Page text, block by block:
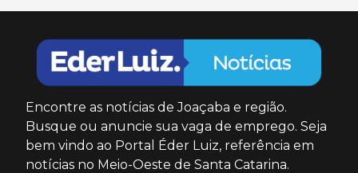
Encontre as notícias de Joaçaba e região.
Busque ou anuncie sua vaga de emprego. Seja
bem vindo ao Portal Éder Luiz, referência em
notícias no Meio-Oeste de Santa Catarina.